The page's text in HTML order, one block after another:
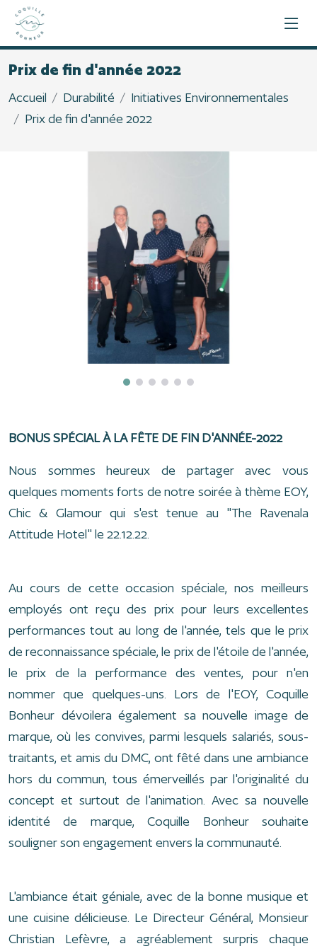
Prix de fin d'année 2022
Accueil Durabilité
Initiatives Environnementales
Prix de fin d'année 2022
BONUS SPÉCIAL À LA FÊTE DE FIN D'ANNÉE-2022
Nous sommes heureux de partager avec vous
quelques moments forts de notre soirée à thème EOY,
Chic & Glamour qui s'est tenue au "The Ravenala
Attitude Hotel" le 22.12.22.
Au cours de cette occasion spéciale, nos meilleurs
employés ont reçu des prix pour leurs excellentes
performances tout au long de l'année, tels que le prix
de reconnaissance spéciale, le prix de l'étoile de l'année,
le prix de la performance des ventes, pour n'en
nommer que quelques-uns. Lors de l'EOY, Coquille
Bonheur dévoilera également sa nouvelle image de
marque, où les convives, parmi lesquels salariés, sous-
traitants, et amis du DMC, ont fêté dans une ambiance
hors du commun, tous émerveillés par l'originalité du
concept et surtout de l'animation. Avec sa nouvelle
identité de marque, Coquille Bonheur souhaite
souligner son engagement envers la communauté.
L'ambiance était géniale, avec de la bonne musique et
une cuisine délicieuse. Le Directeur Général, Monsieur
Christian Lefèvre, a agréablement surpris chaque